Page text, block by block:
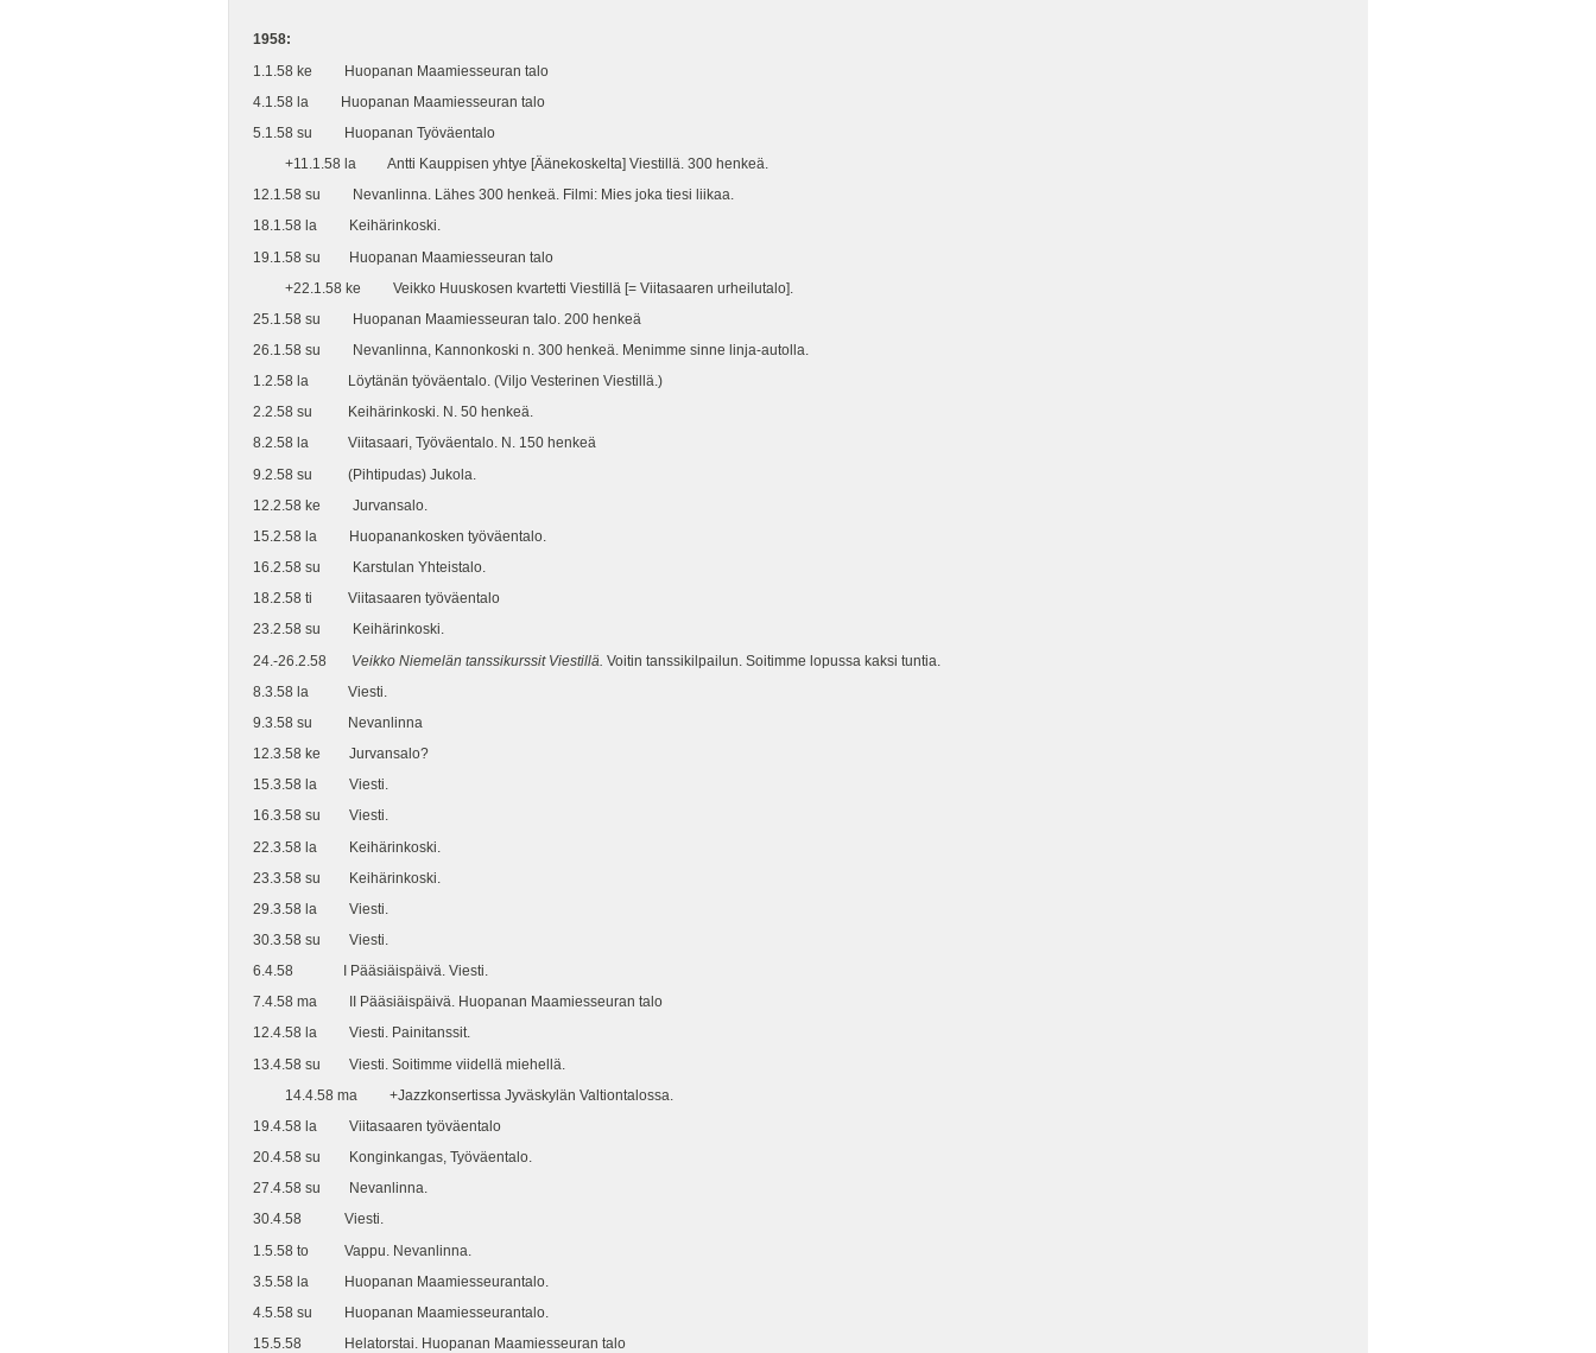
1958:
1.1.58 ke Huopanan Maamiesseuran talo
4.1.58 la Huopanan Maamiesseuran talo
5.1.58 su Huopanan Työväentalo
+11.1.58 la Antti Kauppisen yhtye [Äänekoskelta] Viestillä. 300 henkeä.
12.1.58 su Nevanlinna. Lähes 300 henkeä. Filmi: Mies joka tiesi liikaa.
18.1.58 la Keihärinkoski.
19.1.58 su Huopanan Maamiesseuran talo
+22.1.58 ke Veikko Huuskosen kvartetti Viestillä [= Viitasaaren urheilutalo].
25.1.58 su Huopanan Maamiesseuran talo. 200 henkeä
26.1.58 su Nevanlinna, Kannonkoski n. 300 henkeä. Menimme sinne linja-autolla.
1.2.58 la Löytänän työväentalo. (Viljo Vesterinen Viestillä.)
2.2.58 su Keihärinkoski. N. 50 henkeä.
8.2.58 la Viitasaari, Työväentalo. N. 150 henkeä
9.2.58 su (Pihtipudas) Jukola.
12.2.58 ke Jurvansalo.
15.2.58 la Huopanankosken työväentalo.
16.2.58 su Karstulan Yhteistalo.
18.2.58 ti Viitasaaren työväentalo
23.2.58 su Keihärinkoski.
24.-26.2.58 Veikko Niemelän tanssikurssit Viestillä. Voitin tanssikilpailun. Soitimme lopussa kaksi tuntia.
8.3.58 la Viesti.
9.3.58 su Nevanlinna
12.3.58 ke Jurvansalo?
15.3.58 la Viesti.
16.3.58 su Viesti.
22.3.58 la Keihärinkoski.
23.3.58 su Keihärinkoski.
29.3.58 la Viesti.
30.3.58 su Viesti.
6.4.58 I Pääsiäispäivä. Viesti.
7.4.58 ma II Pääsiäispäivä. Huopanan Maamiesseuran talo
12.4.58 la Viesti. Painitanssit.
13.4.58 su Viesti. Soitimme viidellä miehellä.
14.4.58 ma +Jazzkonsertissa Jyväskylän Valtiontalossa.
19.4.58 la Viitasaaren työväentalo
20.4.58 su Konginkangas, Työväentalo.
27.4.58 su Nevanlinna.
30.4.58 Viesti.
1.5.58 to Vappu. Nevanlinna.
3.5.58 la Huopanan Maamiesseurantalo.
4.5.58 su Huopanan Maamiesseurantalo.
15.5.58 Helatorstai. Huopanan Maamiesseuran talo